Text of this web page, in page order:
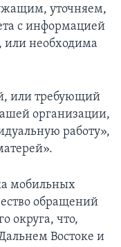
уточняем,
с информацией
или необходима
или требующий
организации,
работу»,
мобильных
обращений
округа, что,
Востоке и